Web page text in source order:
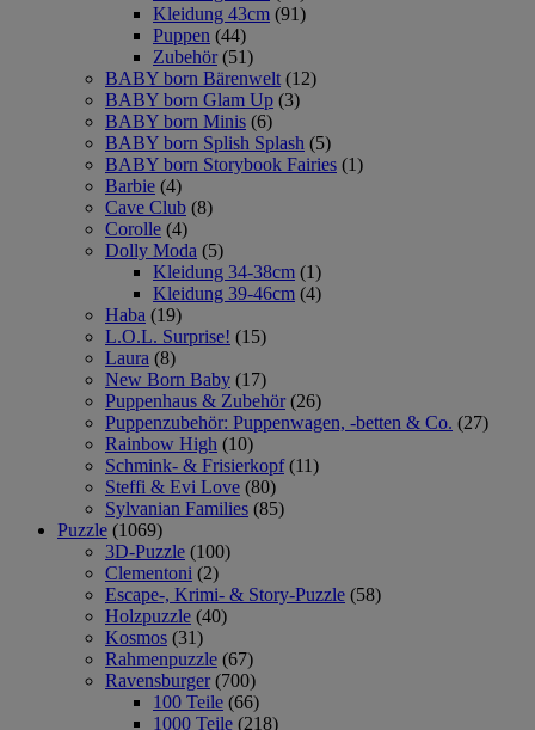
Kleidung 43cm (91)
Puppen (44)
Zubehör (51)
BABY born Bärenwelt (12)
BABY born Glam Up (3)
BABY born Minis (6)
BABY born Splish Splash (5)
BABY born Storybook Fairies (1)
Barbie (4)
Cave Club (8)
Corolle (4)
Dolly Moda (5)
Kleidung 34-38cm (1)
Kleidung 39-46cm (4)
Haba (19)
L.O.L. Surprise! (15)
Laura (8)
New Born Baby (17)
Puppenhaus & Zubehör (26)
Puppenzubehör: Puppenwagen, -betten & Co. (27)
Rainbow High (10)
Schmink- & Frisierkopf (11)
Steffi & Evi Love (80)
Sylvanian Families (85)
Puzzle (1069)
3D-Puzzle (100)
Clementoni (2)
Escape-, Krimi- & Story-Puzzle (58)
Holzpuzzle (40)
Kosmos (31)
Rahmenpuzzle (67)
Ravensburger (700)
100 Teile (66)
1000 Teile (218)